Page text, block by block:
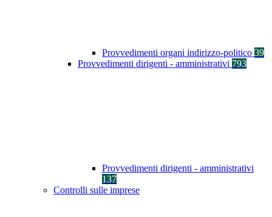
Provvedimenti organi indirizzo-politico 39
Provvedimenti dirigenti - amministrativi 793
Provvedimenti dirigenti - amministrativi
137
Controlli sulle imprese